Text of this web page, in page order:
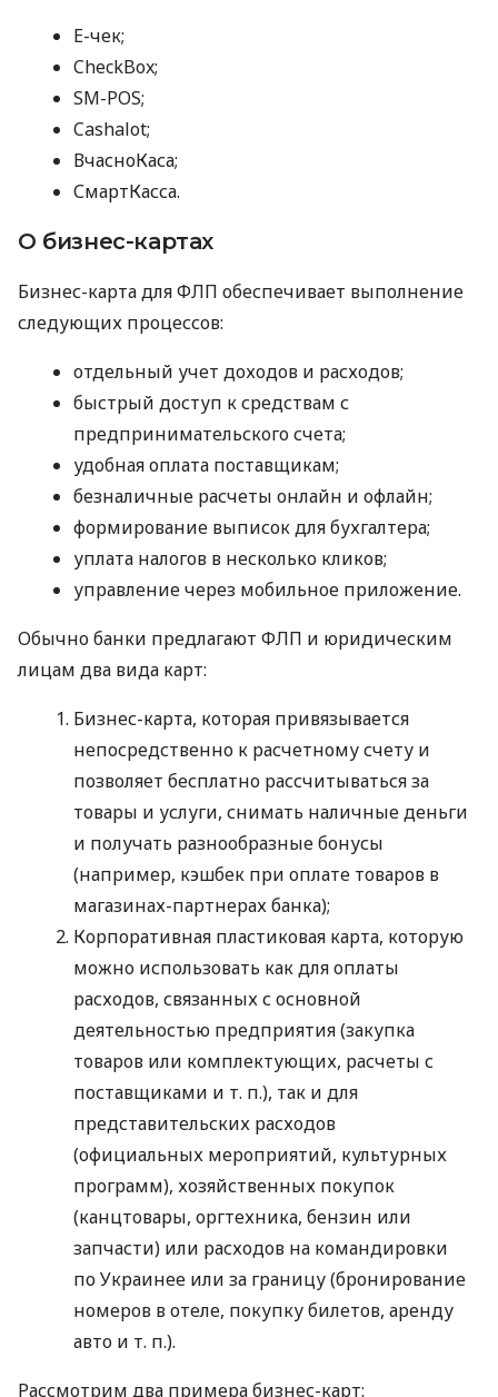
E-чек;
CheckBox;
SM-POS;
Cashalot;
ВчасноКаса;
СмартКасса.
О бизнес-картах
Бизнес-карта для ФЛП обеспечивает выполнение
следующих процессов:
отдельный учет доходов и расходов;
быстрый доступ к средствам с
предпринимательского счета;
удобная оплата поставщикам;
безналичные расчеты онлайн и офлайн;
формирование выписок для бухгалтера;
уплата налогов в несколько кликов;
управление через мобильное приложение.
Обычно банки предлагают ФЛП и юридическим
лицам два вида карт:
Бизнес-карта, которая привязывается
непосредственно к расчетному счету и
позволяет бесплатно рассчитываться за
товары и услуги, снимать наличные деньги
и получать разнообразные бонусы
(например, кэшбек при оплате товаров в
магазинах-партнерах банка);
Корпоративная пластиковая карта, которую
можно использовать как для оплаты
расходов, связанных с основной
деятельностью предприятия (закупка
товаров или комплектующих, расчеты с
поставщиками и т. п.), так и для
представительских расходов
(официальных мероприятий, культурных
программ), хозяйственных покупок
(канцтовары, оргтехника, бензин или
запчасти) или расходов на командировки
по Украинее или за границу (бронирование
номеров в отеле, покупку билетов, аренду
авто и т. п.).
Рассмотрим два примера бизнес-карт: